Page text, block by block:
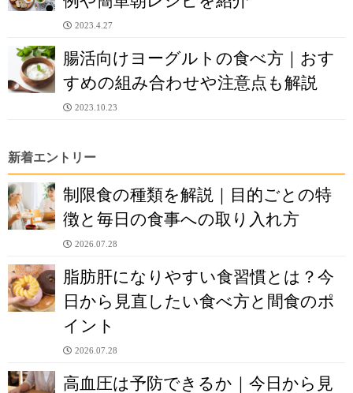
2023.4.27
腸活向けヨーグルトの食べ方｜おす
すめの組み合わせや注意点も解説
2023.10.23
新着エントリー
制限食の種類を解説｜目的ごとの特
徴と毎日の食事への取り入れ方
2026.07.28
脂肪肝になりやすい食習慣とは？今
日から見直したい食べ方と間食のポ
イント
2026.07.28
高血圧は予防できるか｜今日から見